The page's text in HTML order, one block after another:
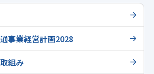
事業経営計画2028
組み